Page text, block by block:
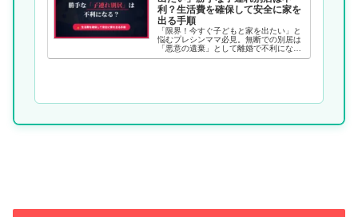
利？生活費を確保して安全に家を
出る手順
「限界！今すぐ子どもと家を出たい」と
悩むプレシンママ必見。無断での別居は
「悪意の遺棄」として離婚で不利になる
危険があります。安全に家を出て、別居